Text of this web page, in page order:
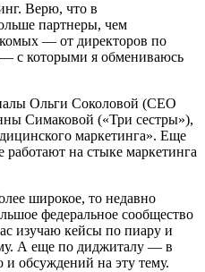
Верю, что в
партнеры, чем
— от директоров по
с которыми я обмениваюсь
Ольги Соколовой (СЕО
Симаковой («Три сестры»),
маркетинга». Еще
на стыке маркетинга
широкое, то недавно
федеральное сообщество
изучаю кейсы по пиару и
А еще по диджиталу — в
обсуждений на эту тему.